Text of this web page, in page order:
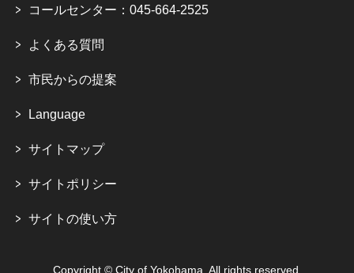
コールセンター：045-664-2525
よくある質問
市民からの提案
Language
サイトマップ
サイトポリシー
サイトの使い方
Copyright © City of Yokohama. All rights reserved.